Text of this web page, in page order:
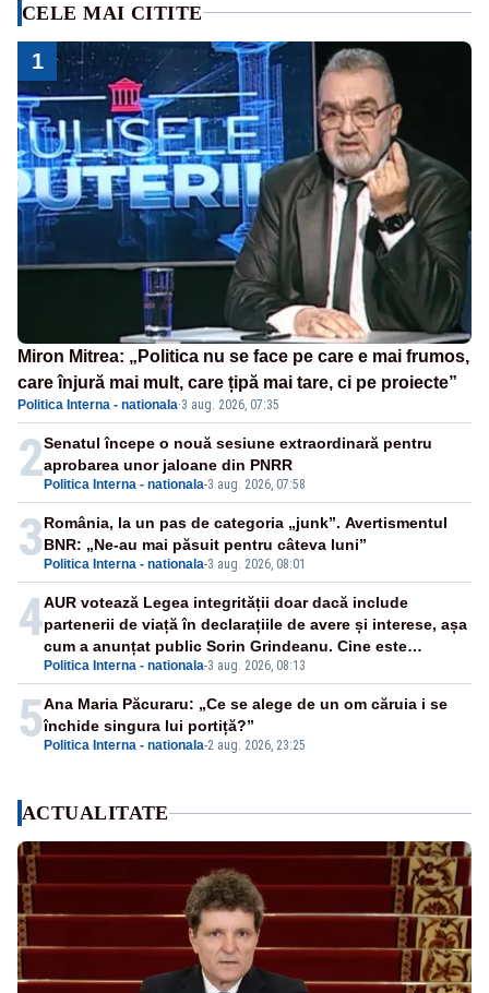
CELE MAI CITITE
1
Miron Mitrea: „Politica nu se face pe care e mai frumos,
care înjură mai mult, care țipă mai tare, ci pe proiecte”
Politica Interna - nationala·3 aug. 2026, 07:35
2 Politica Interna - nationala-3 aug. 2026, 07:58
Senatul începe o nouă sesiune extraordinară pentru
aprobarea unor jaloane din PNRR
3 Politica Interna - nationala-3 aug. 2026, 08:01
România, la un pas de categoria „junk”. Avertismentul
BNR: „Ne-au mai păsuit pentru câteva luni”
4
Politica Interna - nationala-3 aug. 2026, 08:13
AUR votează Legea integrității doar dacă include
partenerii de viață în declarațiile de avere și interese, așa
cum a anunțat public Sorin Grindeanu. Cine este
incompatibil sau în conflict de interese trebuie să plece
din funcție: fără excepții!
5 Politica Interna - nationala-2 aug. 2026, 23:25
Ana Maria Păcuraru: „Ce se alege de un om căruia i se
închide singura lui portiță?”
ACTUALITATE